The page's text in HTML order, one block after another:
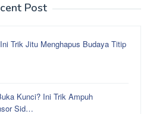
Post
Trik Jitu Menghapus Budaya Titip
Kunci? Ini Trik Ampuh
Sid…